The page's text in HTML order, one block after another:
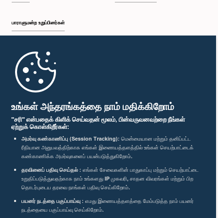
உங்கள் அந்தரங்கத்தை நாம் மதிக்கிறோம்
"சரி" என்பதைக் கிளிக் செய்வதன் மூலம், பின்வருவனவற்றை நீங்கள்
ஏற்றுக் கொள்கிறீர்கள்:
அமர்வு கண்காணிப்பு (Session Tracking): மென்மையான மற்றும் தனிப்பட்ட
ரீதியான அனுபவத்திற்காக எங்கள் இணையத்தளத்தில் உங்கள் செயற்பாட்டைக்
கண்காணிக்க அமர்வுகளைப் பயன்படுத்துகிறோம்.
தரவினைப் பதிவு செய்தல் : எங்கள் சேவைகளின் பாதுகாப்பு மற்றும் செயற்பாட்டை
உறுதிப்படுத்துவதற்காக நாம் உங்களது IP முகவரி, சாதன விவரங்கள் மற்றும் பிற
தொடர்புடைய தரவை நாங்கள் பதிவு செய்கிறோம்.
பயனர் நடத்தை பகுப்பாய்வு : எமது இணையத்தளத்தை மேம்படுத்த நாம் பயனர்
நடத்தையை பகுப்பாய்வு செய்கிறோம்.
பாராளுமன்ற உறுப்பினர்கள்
முதற்பக்கம்
பாராளுமன்ற கையடக்க செயலி
எம்மை பின்தொடர்க :
விருதுகள்
தனியுரிமைக் கொள்கை